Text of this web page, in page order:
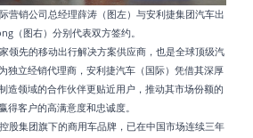
营销公司总经理薛涛（图左）与安利捷集团汽车出
（图右）分别代表双方签约。
领先的移动出行解决方案供应商，也是全球顶级汽
独立经销代理商，安利捷汽车（国际）凭借其深厚
造领域的合作伙伴更贴近用户，推动其市场份额的
得客户的高满意度和忠诚度。
股集团旗下的商用车品牌，已在中国市场连续三年